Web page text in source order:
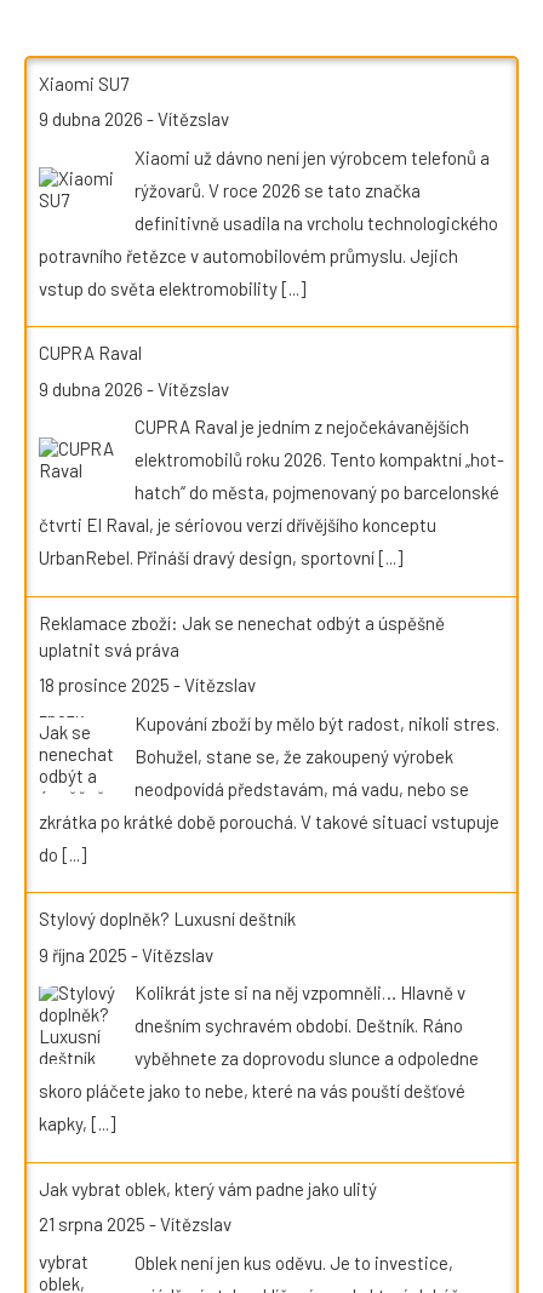
Xiaomi SU7
9 dubna 2026 -Vítězslav
Xiaomi už dávno není jen výrobcem telefonů a
rýžovarů. V roce 2026 se tato značka
definitivně usadila na vrcholu technologického
potravního řetězce v automobilovém průmyslu. Jejich
vstup do světa elektromobility[...]
CUPRA Raval
9 dubna 2026 -Vítězslav
CUPRA Raval je jedním z nejočekávanějších
elektromobilů roku 2026. Tento kompaktní „hot-
hatch“ do města, pojmenovaný po barcelonské
čtvrti El Raval, je sériovou verzí dřívějšího konceptu
UrbanRebel. Přináší dravý design, sportovní[...]
Reklamace zboží: Jak se nenechat odbýt a úspěšně
uplatnit svá práva
18 prosince 2025 -Vítězslav
Kupování zboží by mělo být radost, nikoli stres.
Bohužel, stane se, že zakoupený výrobek
neodpovídá představám, má vadu, nebo se
zkrátka po krátké době porouchá. V takové situaci vstupuje
do [...]
Stylový doplněk? Luxusní deštník
9 října 2025 -Vítězslav
Kolikrát jste si na něj vzpomněli… Hlavně v
dnešním sychravém období. Deštník. Ráno
vyběhnete za doprovodu slunce a odpoledne
skoro pláčete jako to nebe, které na vás pouští dešťové
kapky, [...]
Jak vybrat oblek, který vám padne jako ulitý
21 srpna 2025 -Vítězslav
Oblek není jen kus oděvu. Je to investice,